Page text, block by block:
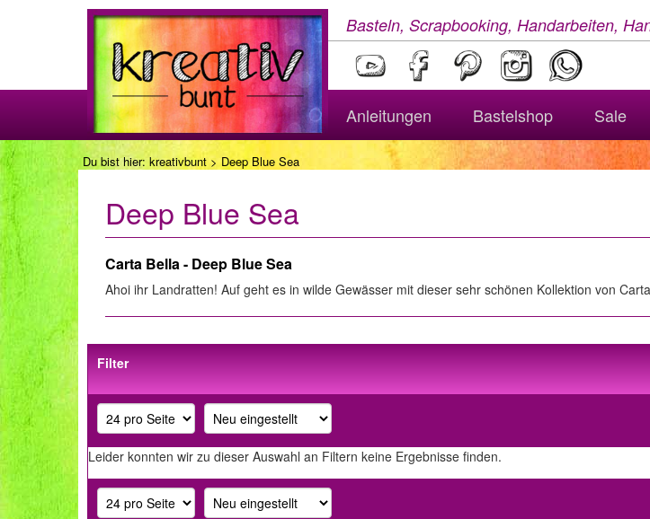
Basteln, Scrapbooking, Handarbeiten,
Anleitungen Bastelshop Sale
Du bist hier: kreativbunt > Deep Blue Sea
Deep Blue Sea
Carta Bella - Deep Blue Sea
Ahoi ihr Landratten! Auf geht es in wilde Gewässer mit dieser sehr schönen Kollektion von
Filter
Leider konnten wir zu dieser Auswahl an Filtern keine Ergebnisse finden.